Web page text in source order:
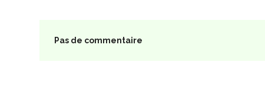
Pas de commentaire